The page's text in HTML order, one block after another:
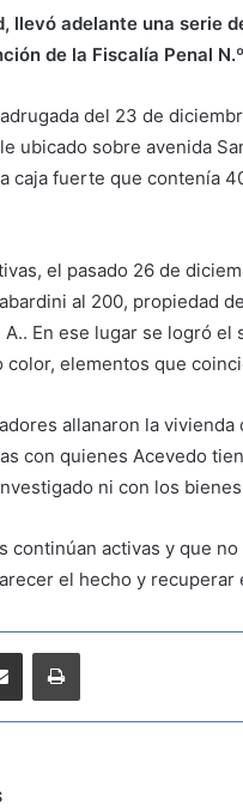
llevó adelante una serie
de la Fiscalía Penal
del 23 de
ubicado sobre avenida
caja fuerte que contenía
el pasado 26 de
al 200, propiedad
En ese lugar se logró
elementos que
allanaron la
con quienes Acevedo
ni con los
continúan activas y que
el hecho y recuperar